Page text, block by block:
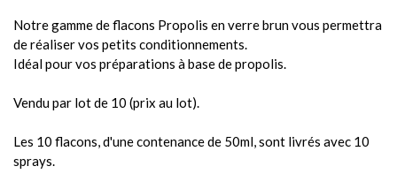
Notre gamme de flacons Propolis en verre brun vous permettra
de réaliser vos petits conditionnements.
Idéal pour vos préparations à base de propolis.
Vendu par lot de 10 (prix au lot).
Les 10 flacons, d'une contenance de 50ml, sont livrés avec 10
sprays.